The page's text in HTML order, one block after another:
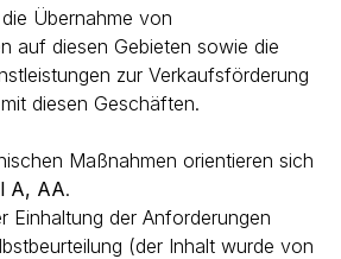
Übernahme von
auf diesen Gebieten sowie die
zur Verkaufsförderung
diesen Geschäften.
Maßnahmen orientieren sich
A, AA.
Einhaltung der Anforderungen
(der Inhalt wurde von